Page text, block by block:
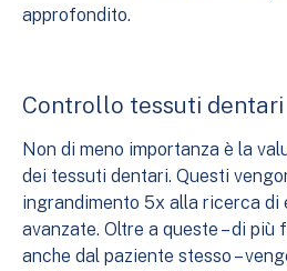
approfondito.
Controllo tessuti dentari
Non di meno importanza è la
dei tessuti dentari. Questi
ingrandimento 5x alla ricerca di
avanzate. Oltre a queste – di più
anche dal paziente stesso –